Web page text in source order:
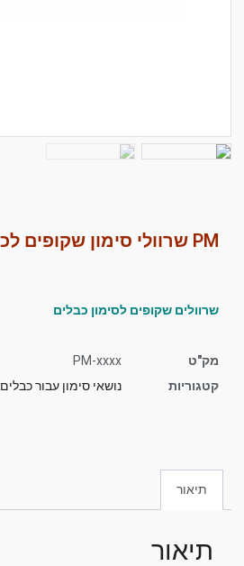
PM שרוולי סימון שקופים לכבלים
שרוולים שקופים לסימון כבלים
מק"ט
PM-xxxx
קטגוריות
נושאי סימון עבור כבלים
תיאור
תיאור